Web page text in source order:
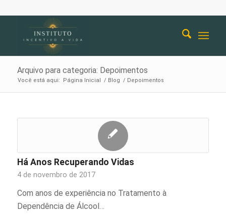
Arquivo para categoria: Depoimentos
Você está aqui: Página Inicial / Blog / Depoimentos
Há Anos Recuperando Vidas
4 de novembro de 2017
Com anos de experiência no Tratamento à
Dependência de Álcool…